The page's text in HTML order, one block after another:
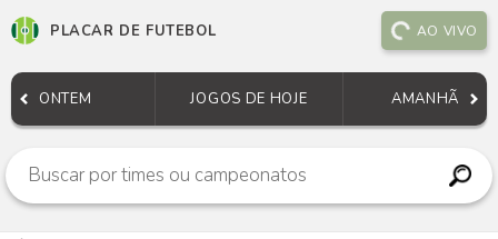
PLACAR DE FUTEBOL AO VIVO
ONTEM JOGOS DE HOJE AMANHÃ